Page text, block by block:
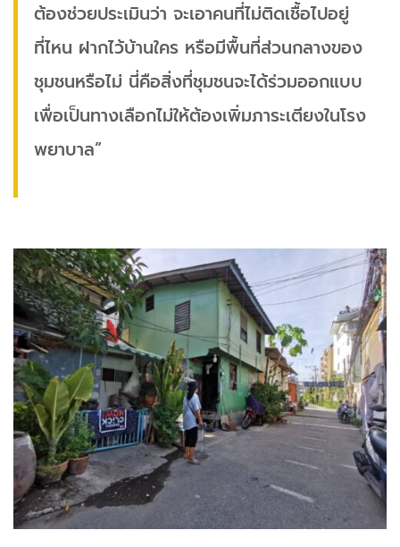
ต้องช่วยประเมินว่า จะเอาคนที่ไม่ติดเชื้อไปอยู่
ที่ไหน ฝากไว้บ้านใคร หรือมีพื้นที่ส่วนกลางของ
ชุมชนหรือไม่ นี่คือสิ่งที่ชุมชนจะได้ร่วมออกแบบ
เพื่อเป็นทางเลือกไม่ให้ต้องเพิ่มภาระเตียงในโรง
พยาบาล”